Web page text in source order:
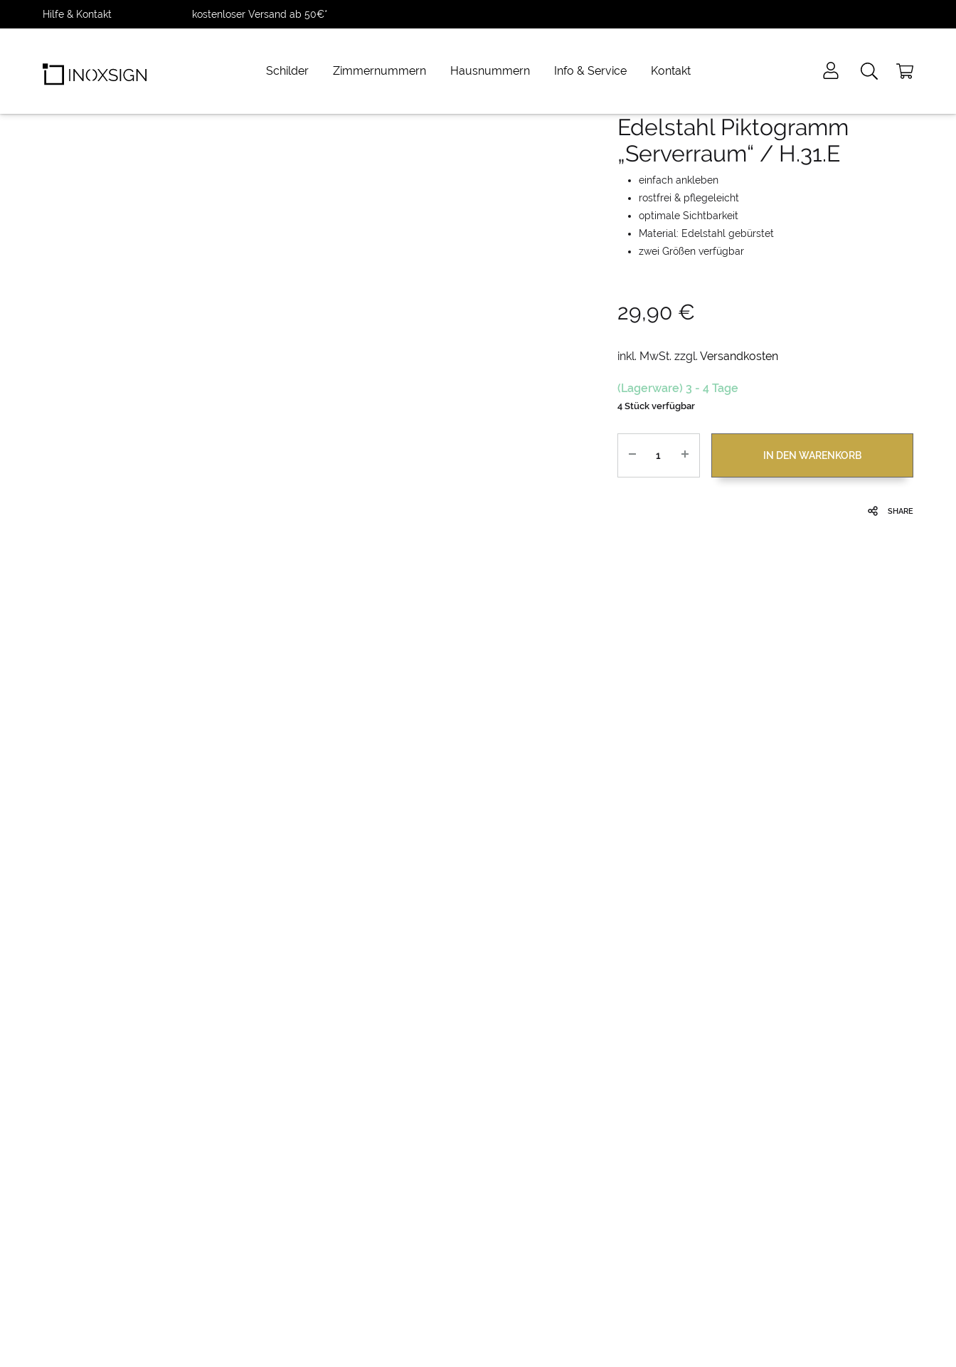
Hilfe & Kontakt kostenloser Versand ab 50€*
Schilder Zimmernummern Hausnummern Info & Service Kontakt
Edelstahl Piktogramm
„Serverraum“ / H.31.E
einfach ankleben
rostfrei & pflegeleicht
optimale Sichtbarkeit
Material: Edelstahl gebürstet
zwei Größen verfügbar
29,90 €
inkl. MwSt. zzgl. Versandkosten
(Lagerware) 3 - 4 Tage
4 Stück verfügbar
IN DEN WARENKORB
SHARE